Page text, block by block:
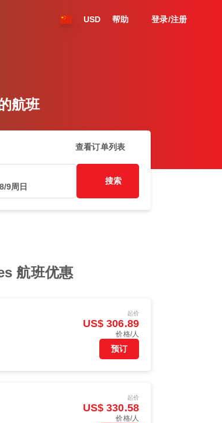
USD 帮助 登录/注册
航班
查看订单列表
9周日
搜索
航班优惠
起价
US$ 306.89
价格/人
预订
起价
US$ 330.58
价格/人